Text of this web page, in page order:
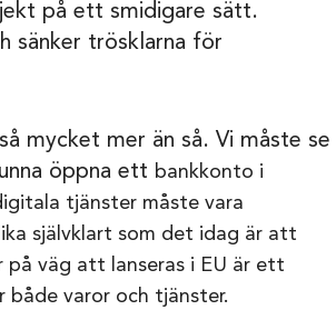
på ett smidigare sätt.
sänker trösklarna för
mycket mer än så. Vi måste se
öppna ett bankkonto i
tjänster måste vara
självklart som det idag är att
på väg att lanseras i EU är ett
varor och tjänster.